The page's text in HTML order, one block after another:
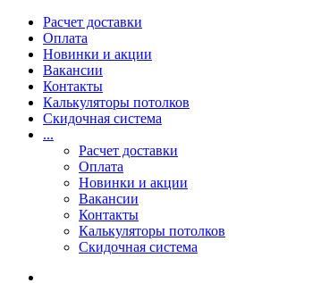
Расчет доставки
Оплата
Новинки и акции
Вакансии
Контакты
Калькуляторы потолков
Скидочная система
...
Расчет доставки
Оплата
Новинки и акции
Вакансии
Контакты
Калькуляторы потолков
Скидочная система